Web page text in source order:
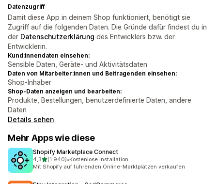
Datenzugriff
Damit diese App in deinem Shop funktioniert, benötigt sie
Zugriff auf die folgenden Daten. Die Gründe dafür findest du in
der Datenschutzerklärung des Entwicklers bzw. der
Entwicklerin.
Kund:innendaten einsehen:
Sensible Daten, Geräte- und Aktivitätsdaten
Daten von Mitarbeiter:innen und Beitragenden einsehen:
Shop-Inhaber
Shop-Daten anzeigen und bearbeiten:
Produkte, Bestellungen, benutzerdefinierte Daten, andere
Daten
Details sehen
Mehr Apps wie diese
Shopify Marketplace Connect
4,3von 5 Sternen
(1.940)
1940 Rezensionen insgesamt
•Kostenlose Installation
Mit Shopify auf führenden Online-Marktplätzen verkaufen